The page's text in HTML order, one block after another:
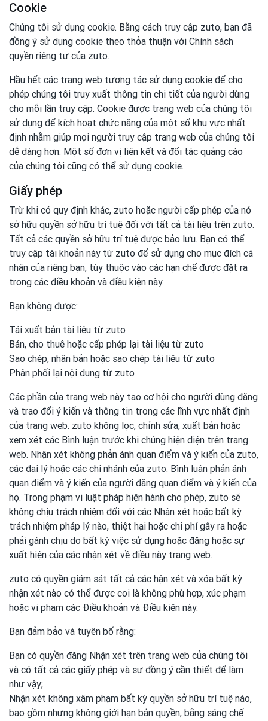
Cookie
Chúng tôi sử dụng cookie. Bằng cách truy cập zuto, bạn đã
đồng ý sử dụng cookie theo thỏa thuận với Chính sách
quyền riêng tư của zuto.
Hầu hết các trang web tương tác sử dụng cookie để cho
phép chúng tôi truy xuất thông tin chi tiết của người dùng
cho mỗi lần truy cập. Cookie được trang web của chúng tôi
sử dụng để kích hoạt chức năng của một số khu vực nhất
định nhằm giúp mọi người truy cập trang web của chúng tôi
dễ dàng hơn. Một số đơn vị liên kết và đối tác quảng cáo
của chúng tôi cũng có thể sử dụng cookie.
Giấy phép
Trừ khi có quy định khác, zuto hoặc người cấp phép của nó
sở hữu quyền sở hữu trí tuệ đối với tất cả tài liệu trên zuto.
Tất cả các quyền sở hữu trí tuệ được bảo lưu. Bạn có thể
truy cập tài khoản này từ zuto để sử dụng cho mục đích cá
nhân của riêng bạn, tùy thuộc vào các hạn chế được đặt ra
trong các điều khoản và điều kiện này.
Bạn không được:
Tái xuất bản tài liệu từ zuto
Bán, cho thuê hoặc cấp phép lại tài liệu từ zuto
Sao chép, nhân bản hoặc sao chép tài liệu từ zuto
Phân phối lại nội dung từ zuto
Các phần của trang web này tạo cơ hội cho người dùng đăng
và trao đổi ý kiến ​​và thông tin trong các lĩnh vực nhất định
của trang web. zuto không lọc, chỉnh sửa, xuất bản hoặc
xem xét các Bình luận trước khi chúng hiện diện trên trang
web. Nhận xét không phản ánh quan điểm và ý kiến ​​của zuto,
các đại lý hoặc các chi nhánh của zuto. Bình luận phản ánh
quan điểm và ý kiến ​​của người đăng quan điểm và ý kiến ​​của
họ. Trong phạm vi luật pháp hiện hành cho phép, zuto sẽ
không chịu trách nhiệm đối với các Nhận xét hoặc bất kỳ
trách nhiệm pháp lý nào, thiệt hại hoặc chi phí gây ra hoặc
phải gánh chịu do bất kỳ việc sử dụng hoặc đăng hoặc sự
xuất hiện của các nhận xét về điều này trang web.
zuto có quyền giám sát tất cả các hận xét và xóa bất kỳ
nhận xét nào có thể được coi là không phù hợp, xúc phạm
hoặc vi phạm các Điều khoản và Điều kiện này.
Bạn đảm bảo và tuyên bố rằng:
Bạn có quyền đăng Nhận xét trên trang web của chúng tôi
và có tất cả các giấy phép và sự đồng ý cần thiết để làm
như vậy;
Nhận xét không xâm phạm bất kỳ quyền sở hữu trí tuệ nào,
bao gồm nhưng không giới hạn bản quyền, bằng sáng chế